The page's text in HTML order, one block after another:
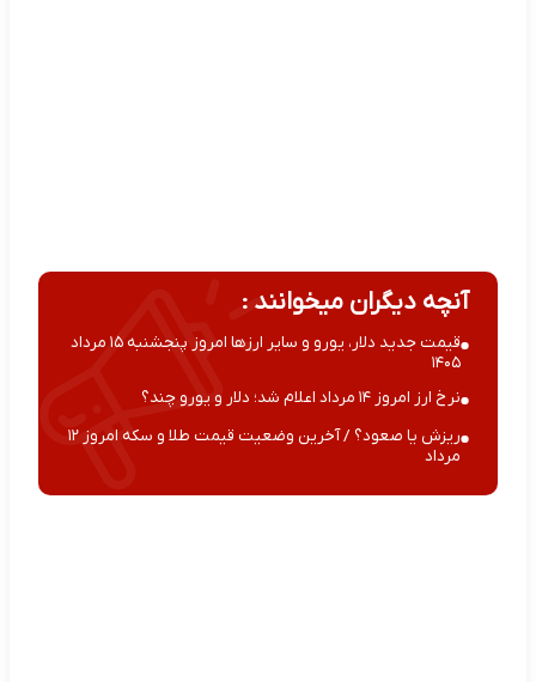
آنچه دیگران میخوانند :
قیمت جدید دلار، یورو و سایر ارزها امروز پنجشنبه ۱۵ مرداد
۱۴۰۵
نرخ ارز امروز ۱۴ مرداد اعلام شد؛ دلار و یورو چند؟
ریزش یا صعود؟ / آخرین وضعیت قیمت طلا و سکه امروز ۱۲
مرداد